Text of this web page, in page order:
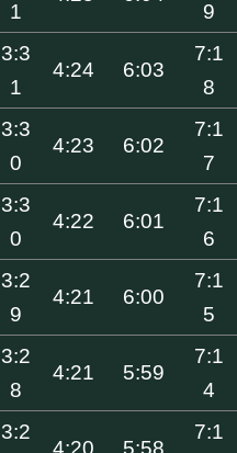
1 9
3:3
1
4:24 6:03
7:1
8
3:3
0
4:23 6:02
7:1
7
3:3
0
4:22 6:01
7:1
6
3:2
9
4:21 6:00
7:1
5
3:2
8
4:21 5:59
7:1
4
3:2
4:20 5:58
7:1